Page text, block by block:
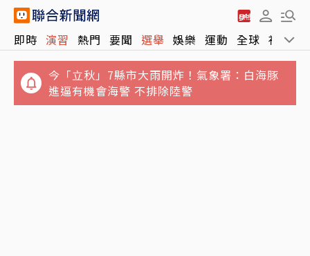
即時 演習 熱門 要聞 選舉 娛樂 運動 全球 社會
今「立秋」7縣市大雨開炸！氣象署：白海豚
進逼有機會海警 不排除陸警